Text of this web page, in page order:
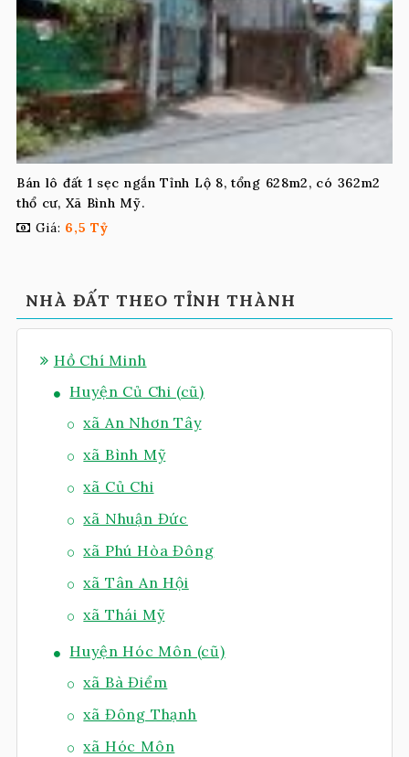
Bán lô đất 1 sẹc ngắn Tỉnh Lộ 8, tổng 628m2, có 362m2
thổ cư, Xã Bình Mỹ.
Giá: 6,5 Tỷ
NHÀ ĐẤT THEO TỈNH THÀNH
Hồ Chí Minh
Huyện Củ Chi (cũ)
xã An Nhơn Tây
xã Bình Mỹ
xã Củ Chi
xã Nhuận Đức
xã Phú Hòa Đông
xã Tân An Hội
xã Thái Mỹ
Huyện Hóc Môn (cũ)
xã Bà Điểm
xã Đông Thạnh
xã Hóc Môn